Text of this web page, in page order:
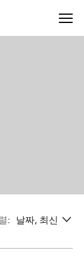
: 날짜, 최신